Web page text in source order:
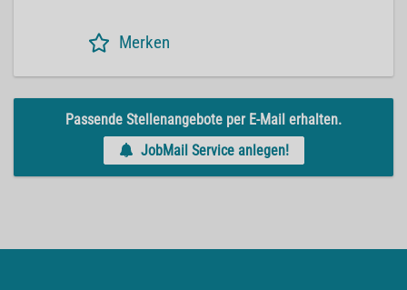
Merken
Passende Stellenangebote per E-Mail erhalten.
JobMail Service anlegen!